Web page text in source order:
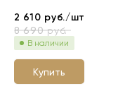
2 610 руб./шт
8 690руб.
В наличии
Купить